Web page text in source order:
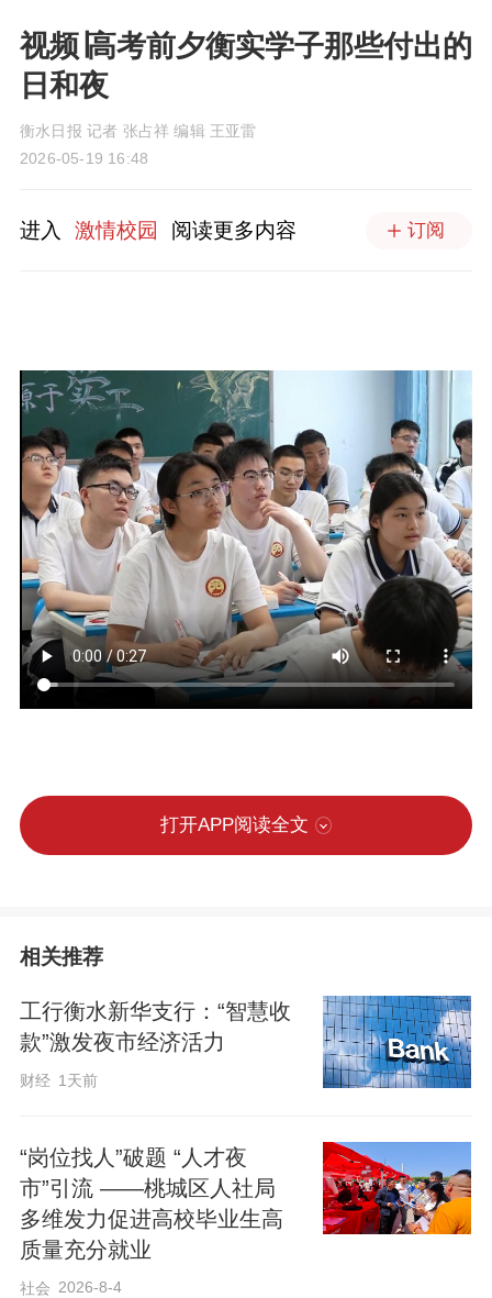
视频∣高考前夕衡实学子那些付出的
日和夜
衡水日报 记者 张占祥 编辑 王亚雷
2026-05-19 16:48
进入 激情校园 阅读更多内容 订阅
打开APP阅读全文
相关推荐
工行衡水新华支行：“智慧收
款”激发夜市经济活力
财经 1天前
“岗位找人”破题 “人才夜
市”引流 ——桃城区人社局
多维发力促进高校毕业生高
质量充分就业
社会 2026-8-4